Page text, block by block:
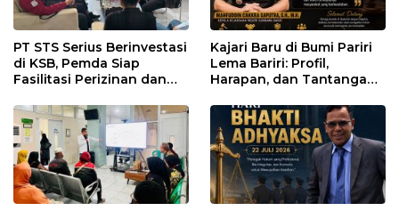
PT STS Serius Berinvestasi
di KSB, Pemda Siap
Fasilitasi Perizinan dan
Regulasi
Kajari Baru di Bumi Pariri
Lema Bariri: Profil,
Harapan, dan Tantangan